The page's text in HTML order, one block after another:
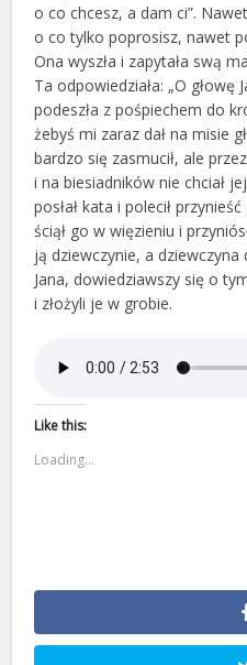
o co chcesz, a dam ci”.
o co tylko poprosisz, nawet
Ona wyszła i zapytała swą
Ta odpowiedziała: „O głowę
podeszła z pośpiechem do
żebyś mi zaraz dał na misie
bardzo się zasmucił, ale
i na biesiadników nie chciał
posłał kata i polecił
ściął go w więzieniu i
ją dziewczynie, a dziewczyna
Jana, dowiedziawszy się o
i złożyli je w grobie.
Like this:
Loading...